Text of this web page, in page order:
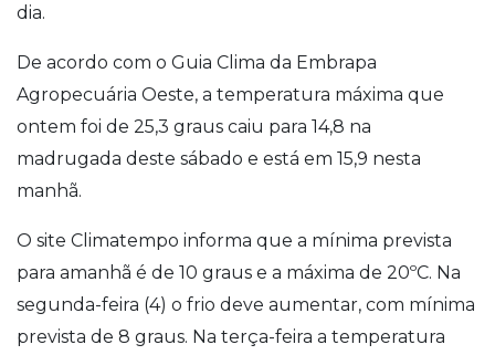
dia.
De acordo com o Guia Clima da Embrapa
Agropecuária Oeste, a temperatura máxima que
ontem foi de 25,3 graus caiu para 14,8 na
madrugada deste sábado e está em 15,9 nesta
manhã.
O site Climatempo informa que a mínima prevista
para amanhã é de 10 graus e a máxima de 20ºC. Na
segunda-feira (4) o frio deve aumentar, com mínima
prevista de 8 graus. Na terça-feira a temperatura